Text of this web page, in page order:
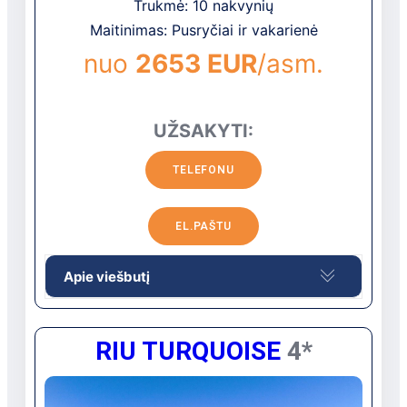
Trukmė: 10 nakvynių
Maitinimas: Pusryčiai ir vakarienė
nuo 2653 EUR/asm.
UŽSAKYTI:
TELEFONU
EL.PAŠTU
Apie viešbutį
Viešbutis įsikūręs viename
ilgiausių Mauricijaus
paplūdimių. Patogūs
RIU TURQUOISE4*